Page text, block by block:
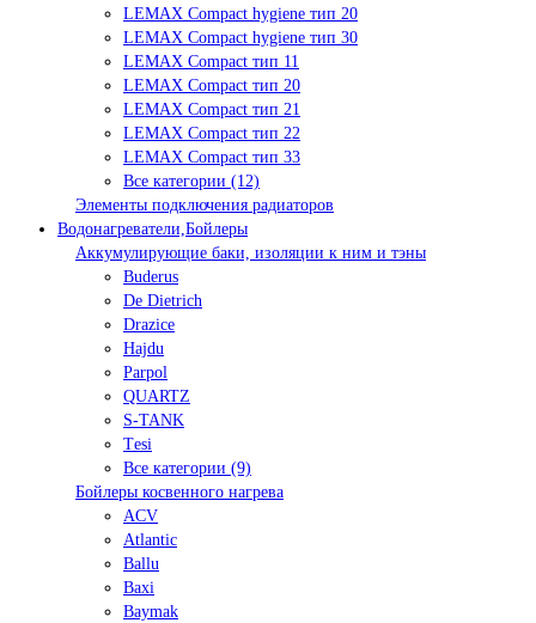
LEMAX Compact hygiene тип 20
LEMAX Compact hygiene тип 30
LEMAX Compact тип 11
LEMAX Compact тип 20
LEMAX Compact тип 21
LEMAX Compact тип 22
LEMAX Compact тип 33
Все категории (12)
Элементы подключения радиаторов
Водонагреватели,Бойлеры
Аккумулирующие баки, изоляции к ним и тэны
Buderus
De Dietrich
Drazice
Hajdu
Parpol
QUARTZ
S-TANK
Tеsi
Все категории (9)
Бойлеры косвенного нагрева
ACV
Atlantic
Ballu
Baxi
Baymak